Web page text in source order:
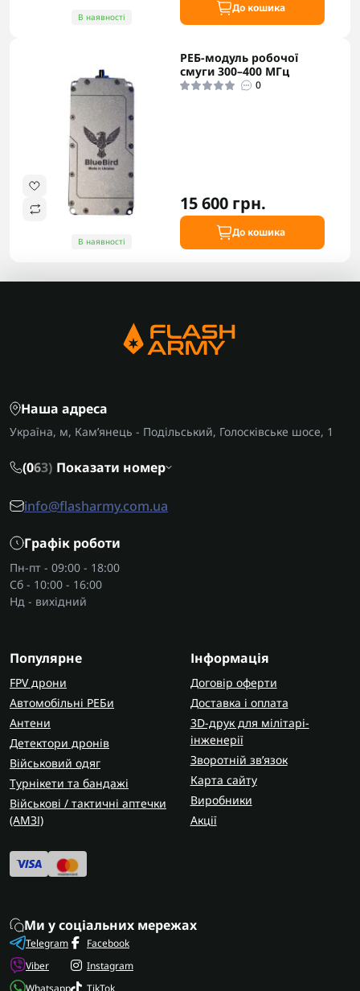
В наявності
До кошика
В наявності
РЕБ-модуль робочої
смуги 300–400 МГц
0
15 600 грн.
До кошика
Наша адреса
Україна, м, Кам’янець - Подільський, Голосківське шосе, 1
(063) Показати номер
info@flasharmy.com.ua
Графік роботи
Пн-пт - 09:00 - 18:00
Сб - 10:00 - 16:00
Нд - вихідний
Популярне
FPV дрони
Автомобільні РЕБи
Антени
Детектори дронів
Військовий одяг
Турнікети та бандажі
Військові / тактичні аптечки
(AMЗІ)
Інформація
Договір оферти
Доставка і оплата
3D-друк для мілітарі-
інженерії
Зворотній зв’язок
Карта сайту
Виробники
Акції
Ми у соціальних мережах
Telegram
Viber
Whatsapp
Facebook
Instagram
TikTok